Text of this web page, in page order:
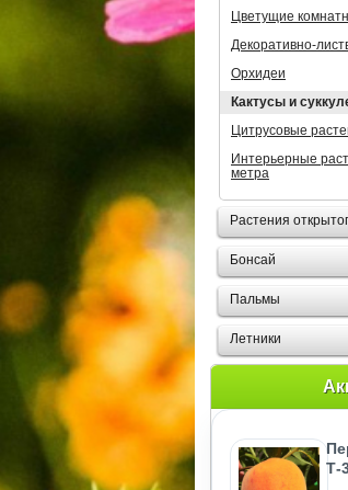
Цветущие
Декоративно-
Орхидеи
Кактусы и
Цитрусовые
Интерьерные
метра
Растения
Бонсай
Пальмы
Летники
Т-